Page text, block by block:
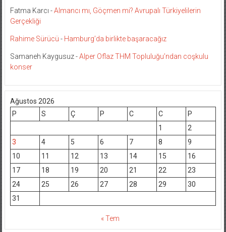
Fatma Karcı -Almancı mı, Göçmen mi? Avrupalı Türkiyelilerin
Gerçekliği
Rahime Sürücü - Hamburg’da birlikte başaracağız
Samaneh Kaygusuz-Alper Oflaz THM Topluluğu’ndan coşkulu
konser
Ağustos 2026
P
S Ç P C C
P
1
2
3
4 5 6 7 8
9
10
11 12 13 14 15
16
17
18 19 20 21 22
23
24
25 26 27 28 29
30
31
« Tem